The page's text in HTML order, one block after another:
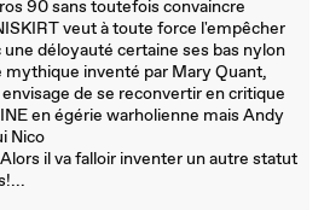
90 sans toutefois convaincre
veut à toute force l'empêcher
déloyauté certaine ses bas nylon
mythique inventé par Mary Quant,
de se reconvertir en critique
en égérie warholienne mais Andy
Nico
il va falloir inventer un autre statut